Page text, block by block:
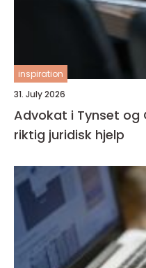
inspiration
31. July 2026
Advokat i Tynset og
riktig juridisk hjelp